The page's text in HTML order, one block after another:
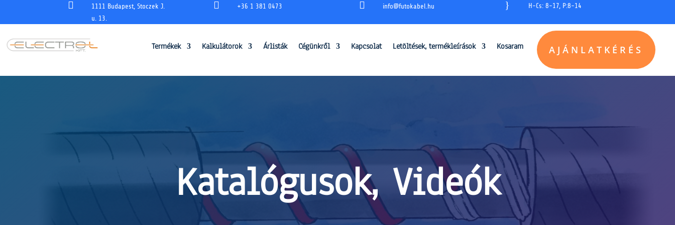

1111 Budapest, Stoczek J.
u. 13.
 +36 1 381 0473  info@futokabel.hu } H-Cs: 8-17, P:8-14
Termékek Kalkulátorok Árlisták Cégünkről Kapcsolat Letöltések, termékleírások Kosaram AJÁNLATKÉRÉS
Katalógusok, Videók